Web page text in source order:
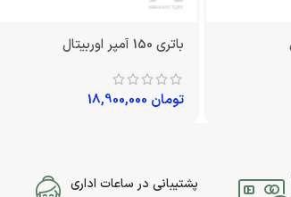
باتری 150 آمپر اوربیتال
تومان
پشتیبانی در ساعات اداری